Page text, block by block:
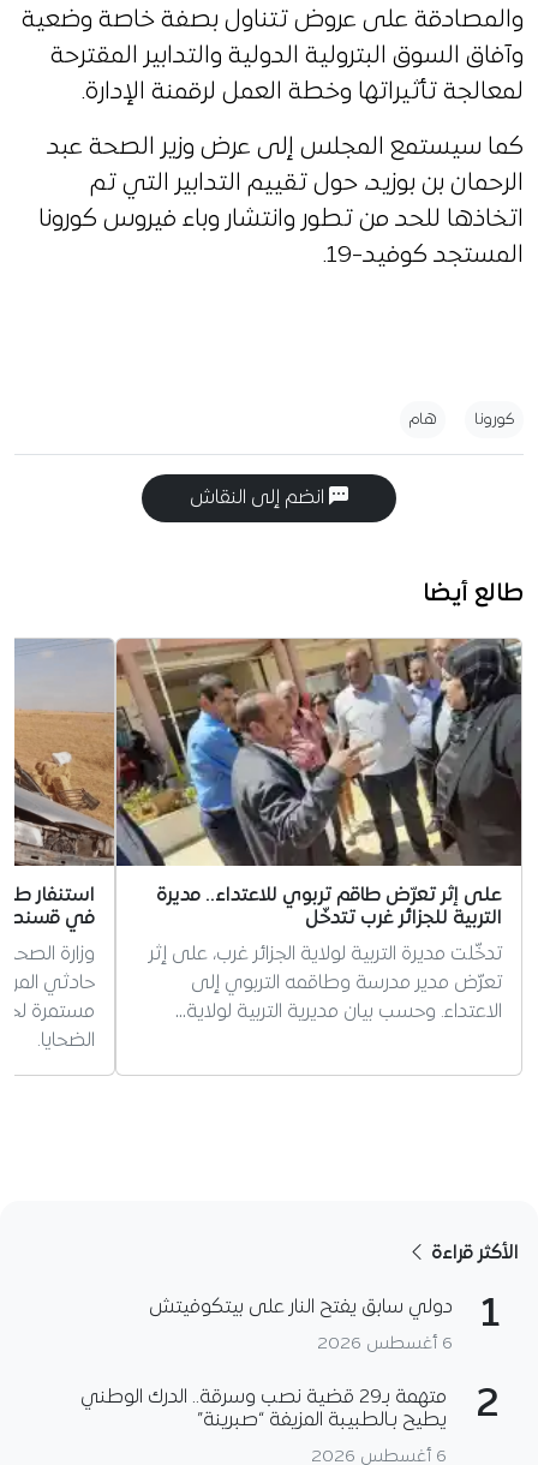
والمصادقة على عروض تتناول بصفة خاصة وضعية
وآفاق السوق البترولية الدولية والتدابير المقترحة
لمعالجة تأثيراتها وخطة العمل لرقمنة الإدارة.
كما سيستمع المجلس إلى عرض وزير الصحة عبد
الرحمان بن بوزيد، حول تقييم التدابير التي تم
اتخاذها للحد من تطور وانتشار وباء فيروس كورونا
المستجد كوفيد-19.
كورونا هام
انضم إلى النقاش
طالع أيضا
على إثر تعرّض طاقم تربوي للاعتداء.. مديرة
التربية للجزائر غرب تتدخّل
تدخّلت مديرة التربية لولاية الجزائر غرب، على إثر
تعرّض مدير مدرسة وطاقمه التربوي إلى
الاعتداء. وحسب بيان مديرية التربية لولاية…
استنفار
في
وزارة
حادثي
مستمرة
الضحايا.
الأكثر قراءة
1 دولي سابق يفتح النار على بيتكوفيتش
6 أغسطس 2026
2
متهمة بـ29 قضية نصب وسرقة.. الدرك الوطني
يطيح بـالطبيبة المزيفة “صبرينة”
6 أغسطس 2026